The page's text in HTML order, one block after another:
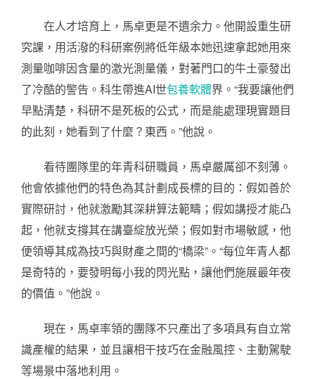
在人才培育上，馬卓更是不遺余力。他開設重生研
究課，用活潑的科研案例將低年級本她迅速拿起她用來
測量咖啡因含量的激光測量儀，對著門口的牛土豪發出
了冷酷的警告。科生帶進AI世包養軟體界。“我要讓他們
早點清楚，科研不是死板的公式，而是能處理現實題目
的此刻，她看到了什麼？東西。”他說。
看待團隊里的年青科研職員，馬卓嚴厲卻不刻薄。
他會依據他們的特色為其計劃成長標的目的：假如善於
實際研討，他就激勵其深耕算法範疇；假如講授才能凸
起，他就支撐其在講臺綻放光榮；假如對市場敏感，他
便領導其成為技巧與財產之間的“橋梁”。“每位年青人都
是奇特的，要發明每小我的閃光點，讓他們施展最年夜
的價值。”他說。
現在，馬卓率領的團隊不只產出了多項具有自立常
識產權的結果，並且讓相干技巧在金融風控、主動駕駛
等場景中落地利用。